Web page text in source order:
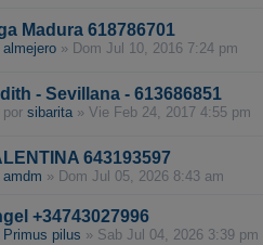
Madura 618786701
almejero » Dom Jul 10, 2016 7:24 pm
- Sevillana - 613686851
por sibarita » Vie Feb 24, 2017 4:55 pm
643193597
amdm » Dom Jul 05, 2026 8:43 am
+34743027996
Primus pilus » Sab Jul 04, 2026 3:39 pm